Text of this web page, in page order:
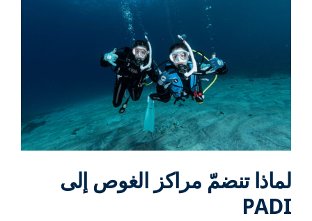
لماذا تنضمّ مراكز الغوص إلى
PADI